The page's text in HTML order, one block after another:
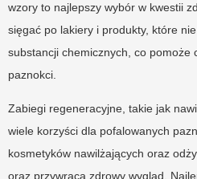
wzory to najlepszy wybór w kwestii
sięgać po lakiery i produkty, które
substancji chemicznych, co pomoże
paznokci.
Zabiegi regeneracyjne, takie jak
wiele korzyści dla pofalowanych
kosmetyków nawilżających oraz
oraz przywraca zdrowy wygląd.